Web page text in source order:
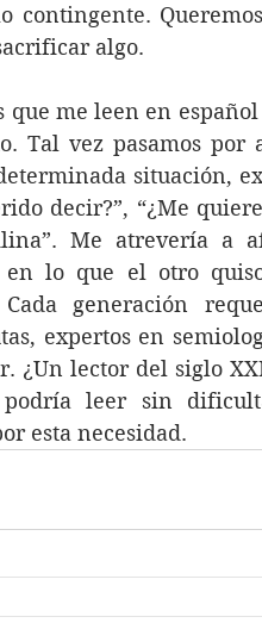
contingente.
algo.
me leen en
Tal vez pasamos por
situación,
decir?”, “¿Me
Me atrevería a
en lo que el otro
Cada generación
expertos en
¿Un lector del siglo
podría leer sin
esta necesidad.